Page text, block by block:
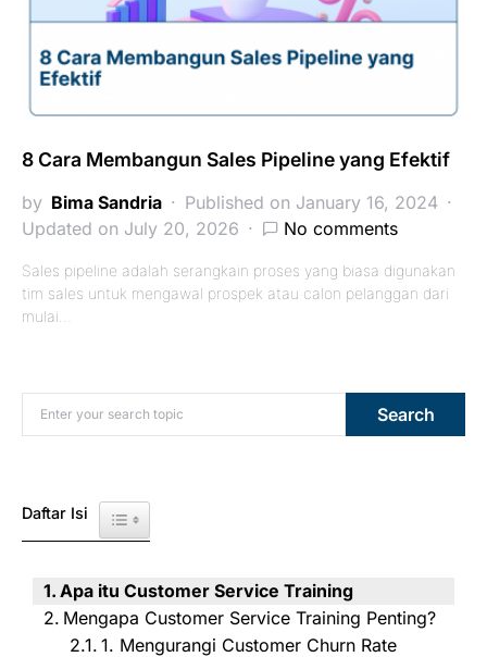
8 Cara Membangun Sales Pipeline yang Efektif
by Bima Sandria
Published on January 16, 2024
Updated on July 20, 2026
No comments
Sales pipeline adalah serangkain proses yang biasa digunakan
tim sales untuk mengawal prospek atau calon pelanggan dari
mulai…
Search for: Search
Daftar Isi Toggle Table of Content
Apa itu Customer Service Training
Mengapa Customer Service Training Penting?
1. Mengurangi Customer Churn Rate